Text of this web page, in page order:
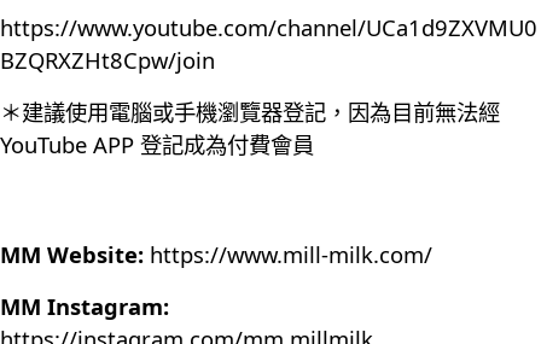
https://www.youtube.com/channel/UCa1d9ZXVMU0
BZQRXZHt8Cpw/join
＊建議使用電腦或手機瀏覽器登記，因為目前無法經
YouTube APP 登記成為付費會員
MM Website: https://www.mill-milk.com/
MM Instagram: